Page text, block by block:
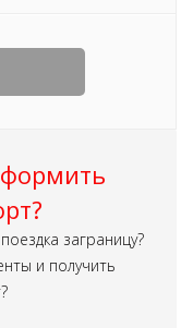
заграницу?
и получить